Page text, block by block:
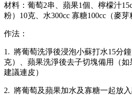
材料：葡萄2串、蘋果1個、檸檬汁
粉）10克、水300cc 寡糖100cc（麥
作法：
1. 將葡萄洗淨後浸泡小蘇打水15分
克）、蘋果洗淨後去子切塊備用（
建議連皮）
2. 將葡萄及蘋果加水及寡糖一起放